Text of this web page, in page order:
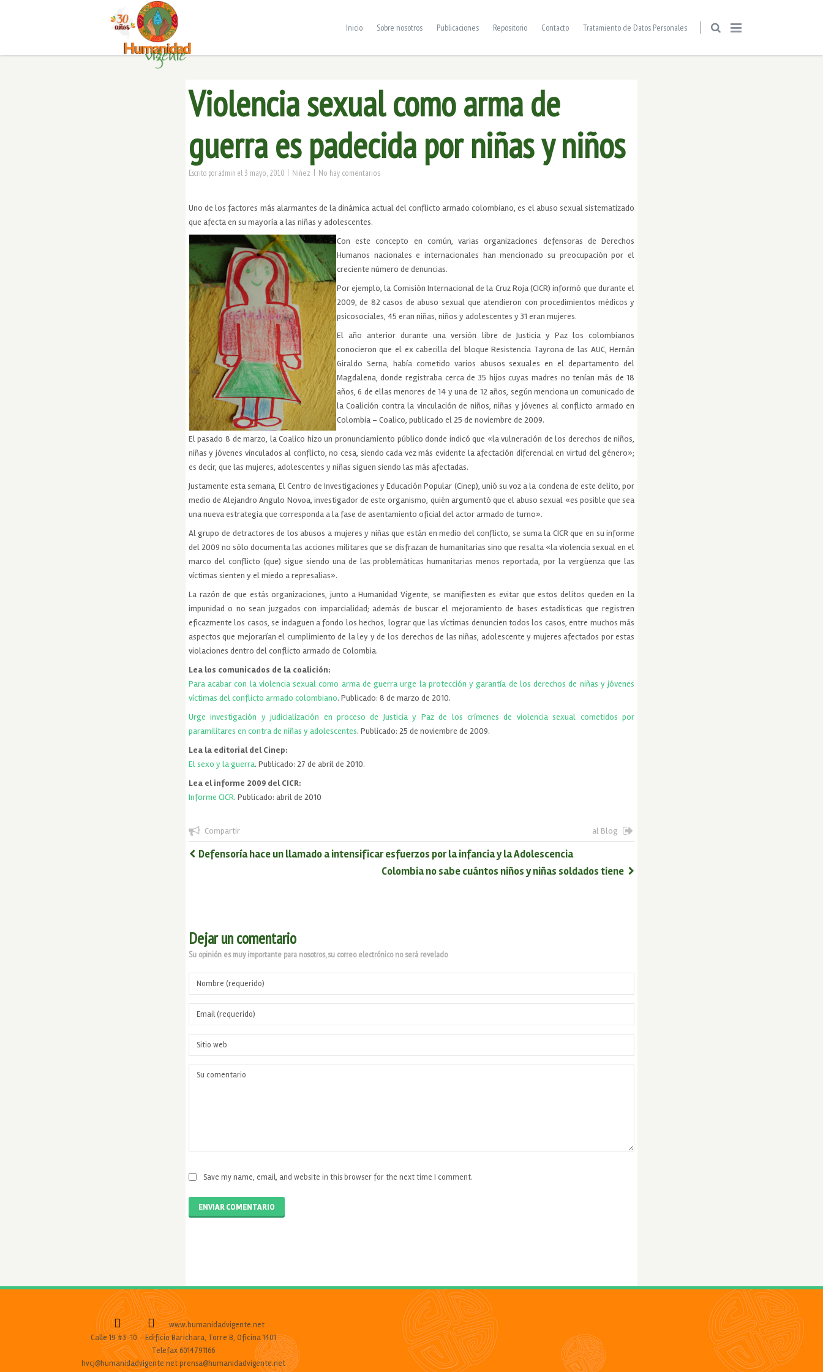
Inicio Sobre nosotros Publicaciones Repositorio Contacto Tratamiento de Datos Personales
Violencia sexual como arma de
guerra es padecida por niñas y niños
Escrito poradmin el 3 mayo, 2010 | Niñez | No hay comentarios
Uno de los factores más alarmantes de la dinámica actual del conflicto armado colombiano, es el abuso sexual sistematizado
que afecta en su mayoría a las niñas y adolescentes.
Con este concepto en común, varias organizaciones defensoras de Derechos
Humanos nacionales e internacionales han mencionado su preocupación por el
creciente número de denuncias.
Por ejemplo, la Comisión Internacional de la Cruz Roja (CICR) informó que durante el
2009, de 82 casos de abuso sexual que atendieron con procedimientos médicos y
psicosociales, 45 eran niñas, niños y adolescentes y 31 eran mujeres.
El año anterior durante una versión libre de Justicia y Paz los colombianos
conocieron que el ex cabecilla del bloque Resistencia Tayrona de las AUC, Hernán
Giraldo Serna, había cometido varios abusos sexuales en el departamento del
Magdalena, donde registraba cerca de 35 hijos cuyas madres no tenían más de 18
años, 6 de ellas menores de 14 y una de 12 años, según menciona un comunicado de
la Coalición contra la vinculación de niños, niñas y jóvenes al conflicto armado en
Colombia – Coalico, publicado el 25 de noviembre de 2009.
El pasado 8 de marzo, la Coalico hizo un pronunciamiento público donde indicó que «la vulneración de los derechos de niños,
niñas y jóvenes vinculados al conflicto, no cesa, siendo cada vez más evidente la afectación diferencial en virtud del género»;
es decir, que las mujeres, adolescentes y niñas siguen siendo las más afectadas.
Justamente esta semana, El Centro de Investigaciones y Educación Popular (Cinep), unió su voz a la condena de este delito, por
medio de Alejandro Angulo Novoa, investigador de este organismo, quién argumentó que el abuso sexual «es posible que sea
una nueva estrategia que corresponda a la fase de asentamiento oficial del actor armado de turno».
Al grupo de detractores de los abusos a mujeres y niñas que están en medio del conflicto, se suma la CICR que en su informe
del 2009 no sólo documenta las acciones militares que se disfrazan de humanitarias sino que resalta «la violencia sexual en el
marco del conflicto (que) sigue siendo una de las problemáticas humanitarias menos reportada, por la vergüenza que las
víctimas sienten y el miedo a represalias».
La razón de que estás organizaciones, junto a Humanidad Vigente, se manifiesten es evitar que estos delitos queden en la
impunidad o no sean juzgados con imparcialidad; además de buscar el mejoramiento de bases estadísticas que registren
eficazmente los casos, se indaguen a fondo los hechos, lograr que las víctimas denuncien todos los casos, entre muchos más
aspectos que mejorarían el cumplimiento de la ley y de los derechos de las niñas, adolescente y mujeres afectados por estas
violaciones dentro del conflicto armado de Colombia.
Lea los comunicados de la coalición:
Para acabar con la violencia sexual como arma de guerra urge la protección y garantía de los derechos de niñas y jóvenes
víctimas del conflicto armado colombiano. Publicado: 8 de marzo de 2010.
Urge investigación y judicialización en proceso de Justicia y Paz de los crímenes de violencia sexual cometidos por
paramilitares en contra de niñas y adolescentes. Publicado: 25 de noviembre de 2009.
Lea la editorial del Cinep:
El sexo y la guerra. Publicado: 27 de abril de 2010.
Lea el informe 2009 del CICR:
Informe CICR. Publicado: abril de 2010
Compartir al Blog
Defensoría hace un llamado a intensificar esfuerzos por la infancia y la Adolescencia
Colombia no sabe cuántos niños y niñas soldados tiene
Dejar un comentario
Su opinión es muy importante para nosotros, su correo electrónico no será revelado
Save my name, email, and website in this browser for the next time I comment.
ENVIAR COMENTARIO
www.humanidadvigente.net
Calle 19 #3-10 - Edificio Barichara, Torre B, Oficina 1401
Telefax 6014791166
hvcj@humanidadvigente.net prensa@humanidadvigente.net